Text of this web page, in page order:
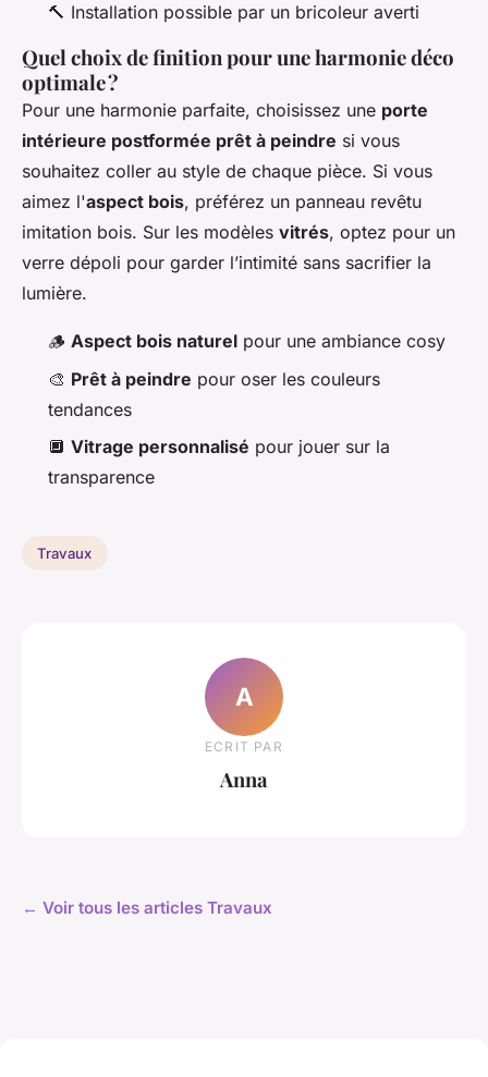
🔨 Installation possible par un bricoleur averti
Quel choix de finition pour une harmonie déco
optimale ?
Pour une harmonie parfaite, choisissez une porte
intérieure postformée prêt à peindre si vous
souhaitez coller au style de chaque pièce. Si vous
aimez l'aspect bois, préférez un panneau revêtu
imitation bois. Sur les modèles vitrés, optez pour un
verre dépoli pour garder l’intimité sans sacrifier la
lumière.
🪵 Aspect bois naturel pour une ambiance cosy
🎨 Prêt à peindre pour oser les couleurs
tendances
🔲 Vitrage personnalisé pour jouer sur la
transparence
Travaux
A
ECRIT PAR
Anna
← Voir tous les articles Travaux